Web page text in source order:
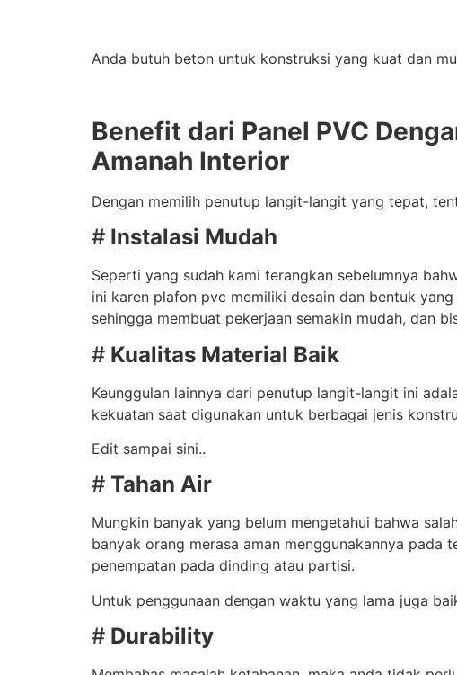
Anda butuh beton untuk konstruksi yang kuat dan
Benefit dari Panel PVC
Amanah Interior
Dengan memilih penutup langit-langit yang tepat,
# Instalasi Mudah
Seperti yang sudah kami terangkan sebelumnya
ini karen plafon pvc memiliki desain dan bentuk
sehingga membuat pekerjaan semakin mudah, dan
# Kualitas Material Baik
Keunggulan lainnya dari penutup langit-langit ini
kekuatan saat digunakan untuk berbagai jenis
Edit sampai sini..
# Tahan Air
Mungkin banyak yang belum mengetahui bahwa
banyak orang merasa aman menggunakannya
penempatan pada dinding atau partisi.
Untuk penggunaan dengan waktu yang lama juga
# Durability